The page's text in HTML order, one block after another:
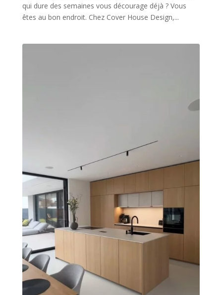
qui dure des semaines vous décourage déjà ? Vous
êtes au bon endroit. Chez Cover House Design,...